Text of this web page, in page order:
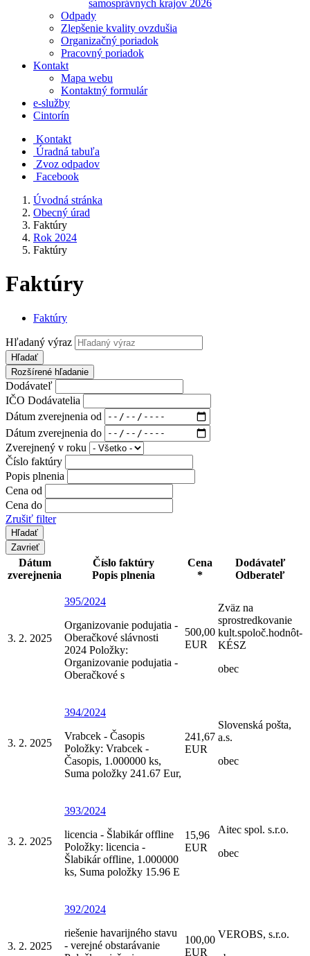
samosprávnych krajov 2026
Odpady
Zlepšenie kvality ovzdušia
Organizačný poriadok
Pracovný poriadok
Kontakt
Mapa webu
Kontaktný formulár
e-služby
Cintorín
Kontakt
Úradná tabuľa
Zvoz odpadov
Facebook
Úvodná stránka
Obecný úrad
Faktúry
Rok 2024
Faktúry
Faktúry
Faktúry
Hľadaný výraz
Hľadať
Rozšírené hľadanie
Dodávateľ
IČO Dodávatelia
Dátum zverejnenia od
Dátum zverejnenia do
Zverejnený v roku
Číslo faktúry
Popis plnenia
Cena od
Cena do
Zrušiť filter
Zavrieť
Dátum
zverejnenia
Číslo faktúry
Popis plnenia
Cena
*
Dodávateľ
Odberateľ
3. 2. 2025
395/2024
Organizovanie podujatia -
Oberačkové slávnosti
2024 Položky:
Organizovanie podujatia -
Oberačkové s
500,00
EUR
Zväz na
sprostredkovanie
kult.spoloč.hodnôt-
KÉSZ
obec
3. 2. 2025
394/2024
Vrabcek - Časopis
Položky: Vrabcek -
Časopis, 1.000000 ks,
Suma položky 241.67 Eur,
241,67
EUR
Slovenská pošta,
a.s.
obec
3. 2. 2025
393/2024
licencia - Šlabikár offline
Položky: licencia -
Šlabikár offline, 1.000000
ks, Suma položky 15.96 E
15,96
EUR
Aitec spol. s.r.o.
obec
3. 2. 2025
392/2024
riešenie havarijného stavu
- verejné obstarávanie
100,00
EUR
VEROBS, s.r.o.